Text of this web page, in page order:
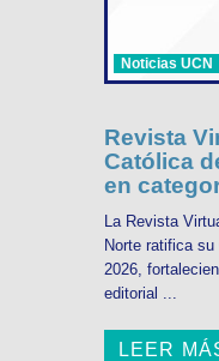
Noticias UCN
Revista
Católica
en
La Revista
Norte ratifica
2026,
editorial ...
LEER